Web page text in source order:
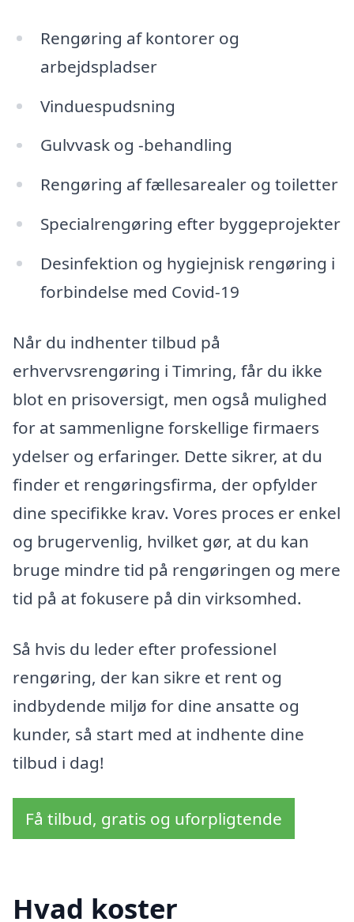
Rengøring af kontorer og
arbejdspladser
Vinduespudsning
Gulvvask og -behandling
Rengøring af fællesarealer og toiletter
Specialrengøring efter byggeprojekter
Desinfektion og hygiejnisk rengøring i
forbindelse med Covid-19
Når du indhenter tilbud på
erhvervsrengøring i Timring, får du ikke
blot en prisoversigt, men også mulighed
for at sammenligne forskellige firmaers
ydelser og erfaringer. Dette sikrer, at du
finder et rengøringsfirma, der opfylder
dine specifikke krav. Vores proces er enkel
og brugervenlig, hvilket gør, at du kan
bruge mindre tid på rengøringen og mere
tid på at fokusere på din virksomhed.
Så hvis du leder efter professionel
rengøring, der kan sikre et rent og
indbydende miljø for dine ansatte og
kunder, så start med at indhente dine
tilbud i dag!
Få tilbud, gratis og uforpligtende
Hvad koster